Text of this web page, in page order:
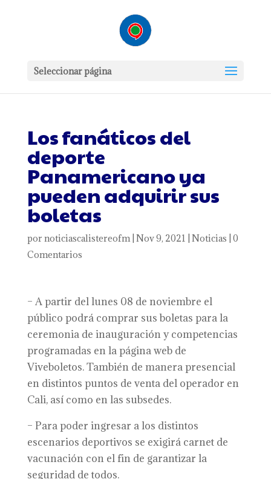
Seleccionar página
Los fanáticos del
deporte
Panamericano ya
pueden adquirir sus
boletas
por noticiascalistereofm| Nov 9, 2021 Noticias 0
Comentarios
– A partir del lunes 08 de noviembre el
público podrá comprar sus boletas para la
ceremonia de inauguración y competencias
programadas en la página web de
Viveboletos. También de manera presencial
en distintos puntos de venta del operador en
Cali, así como en las subsedes.
– Para poder ingresar a los distintos
escenarios deportivos se exigirá carnet de
vacunación con el fin de garantizar la
seguridad de todos.